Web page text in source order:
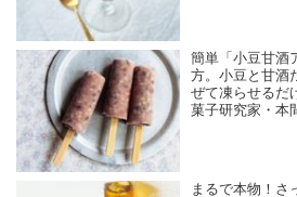
簡単「小豆甘酒
方。小豆と甘酒
ぜて凍らせるだ
菓子研究家・本
まるで本物！さ